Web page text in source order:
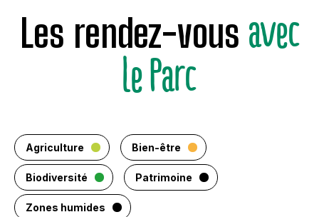
Les rendez-vous avec
le Parc
Agriculture Bien-être
Biodiversité Patrimoine
Zones humides